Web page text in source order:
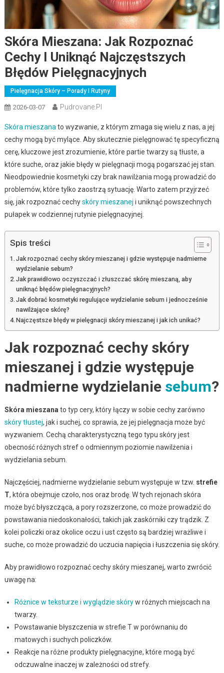
Skóra Mieszana: Jak Rozpoznać
Cechy I Uniknąć Najczęstszych
Błędów Pielęgnacyjnych
Pielęgnacja Skóry – Porady I Rutyny
2026-03-07 Pudrovane.pl
Skóra mieszana to wyzwanie, z którym zmaga się wielu z nas, a jej
cechy mogą być mylące. Aby skutecznie pielęgnować tę specyficzną
cerę, kluczowe jest zrozumienie, które partie twarzy są tłuste, a
które suche, oraz jakie błędy w pielęgnacji mogą pogarszać jej stan.
Nieodpowiednie kosmetyki czy brak nawilżania mogą prowadzić do
problemów, które tylko zaostrzą sytuację. Warto zatem przyjrzeć
się, jak rozpoznać cechyskóry mieszanej i uniknąć powszechnych
pułapek w codziennej rutynie pielęgnacyjnej.
Spis treści
Jak rozpoznać cechy skóry mieszanej i gdzie występuje nadmierne
wydzielanie sebum?
Jak prawidłowo oczyszczać i złuszczać skórę mieszaną, aby
uniknąć błędów pielęgnacyjnych?
Jak dobrać kosmetyki regulujące wydzielanie sebum i jednocześnie
nawilżające skórę?
Najczęstsze błędy w pielęgnacji skóry mieszanej i jak ich unikać?
Jak rozpoznać cechy skóry
mieszanej i gdzie występuje
nadmierne wydzielanie sebum?
Skóra mieszana to typ cery, który łączy w sobie cechy zarówno
skóry tłustej, jak i suchej, co sprawia, że jej pielęgnacja może być
wyzwaniem. Cechą charakterystyczną tego typu skóry jest
obecność różnych stref o odmiennym poziomie nawilżenia i
wydzielania sebum.
Najczęściej, nadmierne wydzielanie sebum występuje w tzw. strefie
T, która obejmuje czoło, nos oraz brodę. W tych rejonach skóra
może być błyszcząca, a pory rozszerzone, co może prowadzić do
powstawania niedoskonałości, takich jak zaskórniki czy trądzik. Z
kolei policzki oraz okolice oczu i ust często są bardziej wrażliwe i
suche, co może prowadzić do uczucia napięcia i łuszczenia się skóry.
Aby prawidłowo rozpoznać cechy skóry mieszanej, warto zwrócić
uwagę na:
Różnice w teksturze i wyglądzie skóryw różnych miejscach na
twarzy.
Powstawanie błyszczenia w strefie T w porównaniu do
matowych i suchych policzków.
Reakcje na różne produkty pielęgnacyjne, które mogą być
odczuwalne inaczej w zależności od strefy.